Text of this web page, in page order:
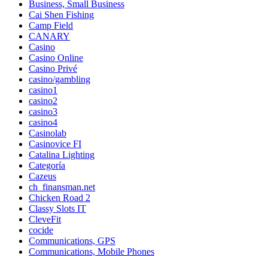
Business, Small Business
Cai Shen Fishing
Camp Field
CANARY
Casino
Casino Online
Casino Privé
casino/gambling
casino1
casino2
casino3
casino4
Casinolab
Casinovice FI
Catalina Lighting
Categoría
Cazeus
ch_finansman.net
Chicken Road 2
Classy Slots IT
CleveFit
cocide
Communications, GPS
Communications, Mobile Phones